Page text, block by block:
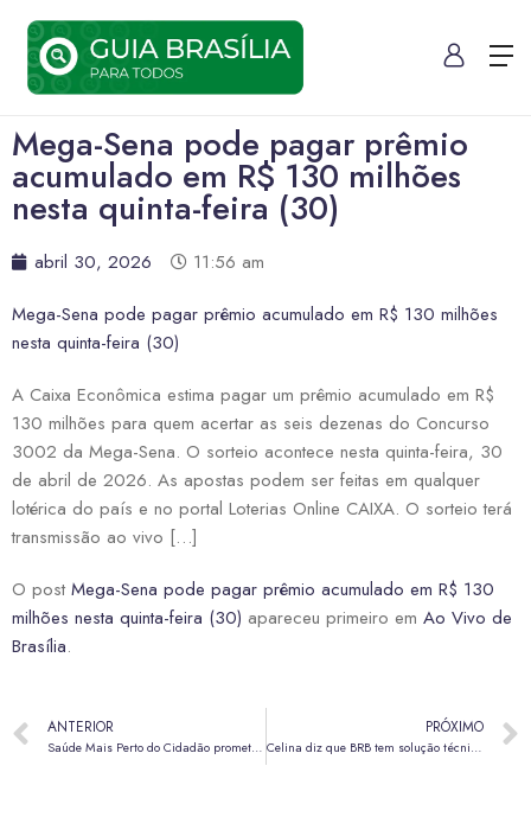
Mega-Sena pode pagar prêmio
acumulado em R$ 130 milhões
nesta quinta-feira (30)
abril 30, 2026
11:56 am
Mega-Sena pode pagar prêmio acumulado em R$ 130 milhões
nesta quinta-feira (30)
A Caixa Econômica estima pagar um prêmio acumulado em R$
130 milhões para quem acertar as seis dezenas do Concurso
3002 da Mega-Sena. O sorteio acontece nesta quinta-feira, 30
de abril de 2026. As apostas podem ser feitas em qualquer
lotérica do país e no portal Loterias Online CAIXA. O sorteio terá
transmissão ao vivo […]
O post Mega-Sena pode pagar prêmio acumulado em R$ 130
milhões nesta quinta-feira (30) apareceu primeiro em Ao Vivo de
Brasília.
ANTERIOR
Saúde Mais Perto do Cidadão promete tirar 200 mil pacientes da fila por exames
PRÓXIMO
Celina diz que BRB tem solução técnica para momento atual e tranquiliza clientes